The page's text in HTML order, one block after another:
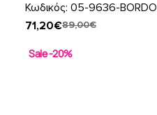
Κωδικός: 05-9636-BORDO
71,20€89,00€
Sale -20%